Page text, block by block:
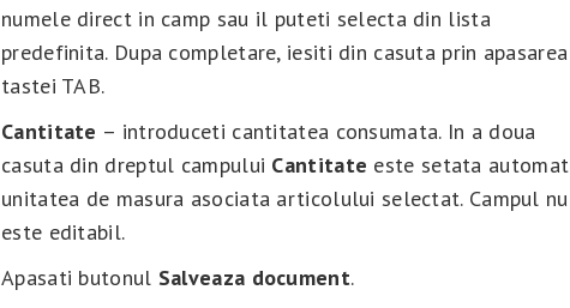
numele direct in camp sau il puteti selecta din lista
predefinita. Dupa completare, iesiti din casuta prin apasarea
tastei TAB.
Cantitate – introduceti cantitatea consumata. In a doua
casuta din dreptul campului Cantitate este setata automat
unitatea de masura asociata articolului selectat. Campul nu
este editabil.
Apasati butonul Salveaza document.